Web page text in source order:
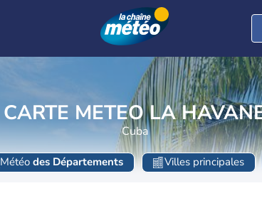
CARTE METEO LA
Cuba
Météo des Départements Villes principales